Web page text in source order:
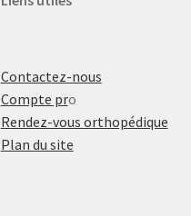
Contactez-nous
Compte pro
Rendez-vous orthopédique
Plan du site